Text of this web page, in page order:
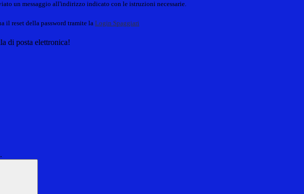
un messaggio all'indirizzo indicato con le istruzioni necessarie.
il reset della password tramite la Login Spaggiari
di posta elettronica!